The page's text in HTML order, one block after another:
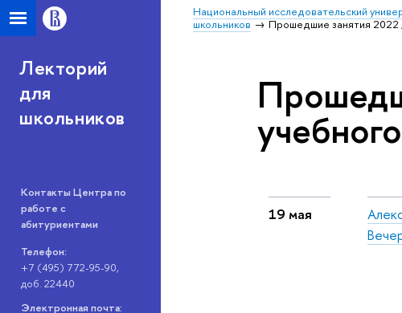
Национальный исследовательский
школьников
Прошедшие занятия 2022
Лекторий
для
школьников
Контакты Центра по
работе с
абитуриентами
Телефон:
+7 (495) 772-95-90,
доб. 22440
Электронная почта:
19 мая